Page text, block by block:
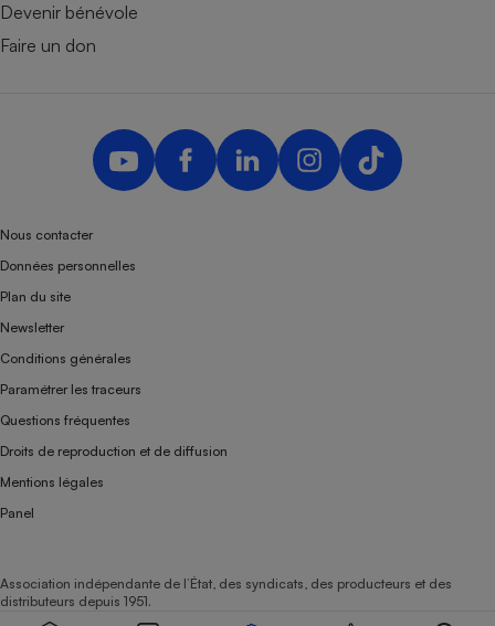
Devenir bénévole
Faire un don
Nous contacter
Données personnelles
Plan du site
Newsletter
Conditions générales
Paramétrer les traceurs
Questions fréquentes
Droits de reproduction et de diffusion
Mentions légales
Panel
Association indépendante de l’État, des syndicats, des producteurs et des
distributeurs depuis 1951.